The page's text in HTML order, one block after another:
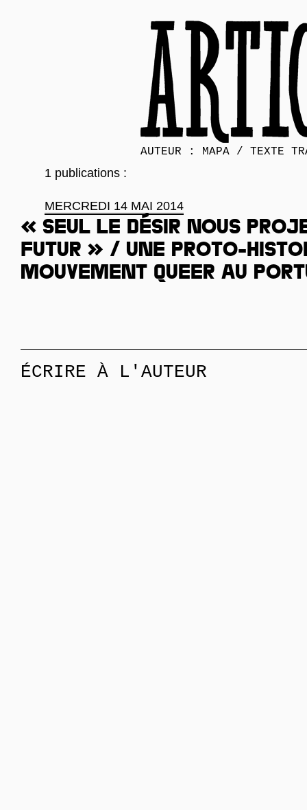
AUTEUR : MAPA / TEXTE
1 publications :
MERCREDI 14 MAI 2014
« Seul le désir nous
futur » / Une proto-
mouvement queer au
ÉCRIRE À L'AUTEUR